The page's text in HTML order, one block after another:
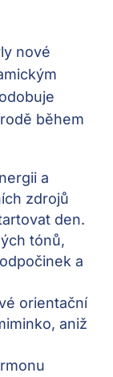
nové
během
a
zdrojů
den.
tónů,
a
orientační
aniž